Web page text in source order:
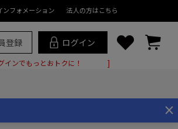
ンフォメーション 法人の方はこちら
登録 ログイン
インでもっとおトクに！
×